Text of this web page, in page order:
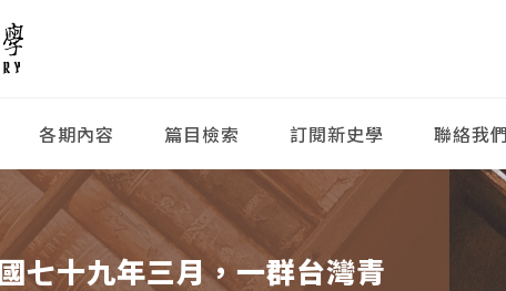
各期內容 篇目檢索 訂閱新史學 聯絡我們
七十九年三月，一群台灣青